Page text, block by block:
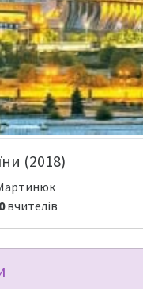
(2018)
0вчителів